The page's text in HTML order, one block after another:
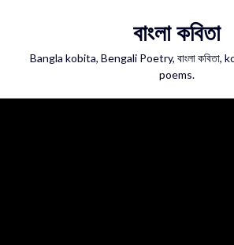
বাংলা কবিতা
Bangla kobita, Bengali Poetry, বাংলা কবিতা,
poems.